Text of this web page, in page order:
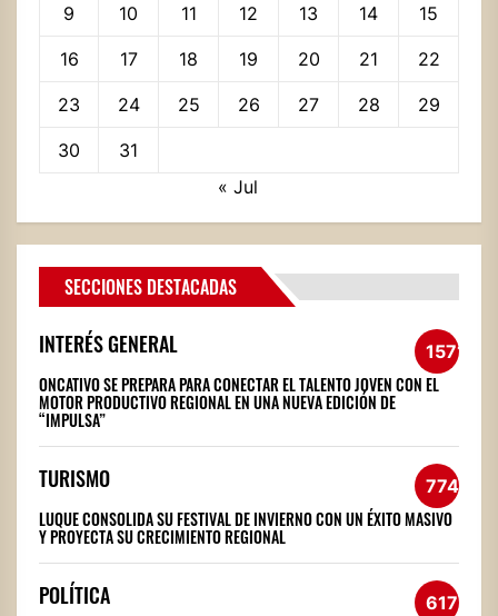
9 10 11 12 13 14 15
16 17 18 19 20 21 22
23 24 25 26 27 28 29
30
31
« Jul
SECCIONES DESTACADAS
INTERÉS GENERAL 1571
ONCATIVO SE PREPARA PARA CONECTAR EL TALENTO JOVEN CON EL
MOTOR PRODUCTIVO REGIONAL EN UNA NUEVA EDICIÓN DE
“IMPULSA”
TURISMO 774
LUQUE CONSOLIDA SU FESTIVAL DE INVIERNO CON UN ÉXITO MASIVO
Y PROYECTA SU CRECIMIENTO REGIONAL
POLÍTICA 617